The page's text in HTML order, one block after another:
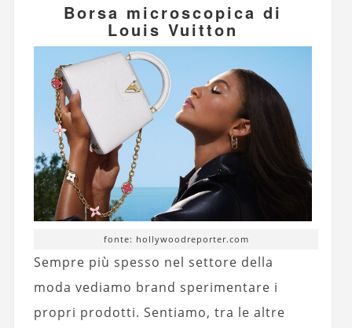
Borsa microscopica di
Louis Vuitton
fonte: hollywoodreporter.com
Sempre più spesso nel settore della
moda vediamo brand sperimentare i
propri prodotti. Sentiamo, tra le altre